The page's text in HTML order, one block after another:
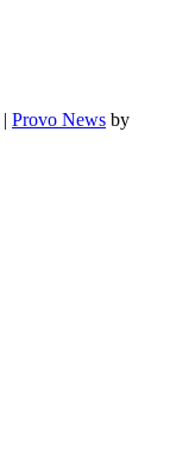
| Provo News by